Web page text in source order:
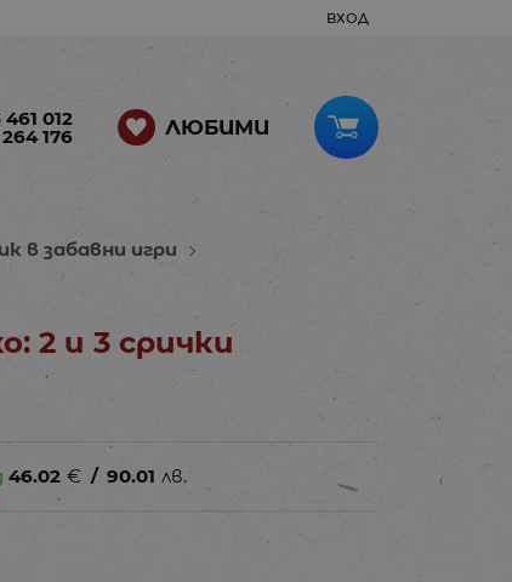
ВХОД
012
176 ЛЮБИМИ
в забавни игри
2 и 3 срички
46.02 € / 90.01 лв.